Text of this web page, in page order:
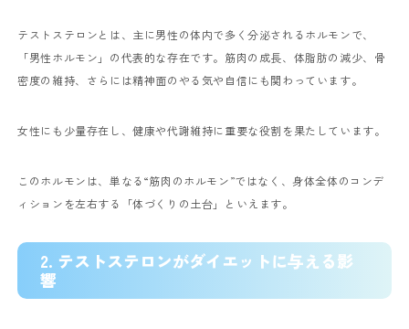
テストステロンとは、主に男性の体内で多く分泌されるホルモンで、
「男性ホルモン」の代表的な存在です。筋肉の成長、体脂肪の減少、骨
密度の維持、さらには精神面のやる気や自信にも関わっています。
女性にも少量存在し、健康や代謝維持に重要な役割を果たしています。
このホルモンは、単なる“筋肉のホルモン”ではなく、身体全体のコンデ
ィションを左右する「体づくりの土台」といえます。
2. テストステロンがダイエットに与える影
響